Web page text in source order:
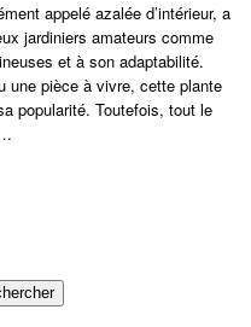
appelé azalée d’intérieur, a
jardiniers amateurs comme
et à son adaptabilité.
une pièce à vivre, cette plante
popularité. Toutefois, tout le